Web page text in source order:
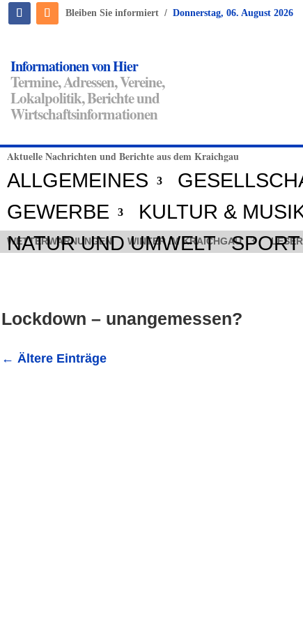
Bleiben Sie informiert / Donnerstag, 06. August 2026
Informationen von Hier
Termine, Adressen, Vereine,
Lokalpolitik, Berichte und
Wirtschaftsinformationen
Aktuelle Nachrichten und Berichte aus dem Kraichgau
ALLGEMEINES
GEWERBE
KULTUR &
NATUR UND UMWELT
SPORT
WETTERWARNUNGEN WINTER IM KRAICHGAU
Lockdown – unangemessen?
← Ältere Einträge